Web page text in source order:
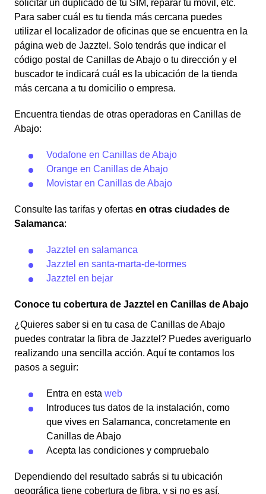
solicitar un duplicado de tu SIM, reparar tu móvil, etc.
Para saber cuál es tu tienda más cercana puedes
utilizar el localizador de oficinas que se encuentra en la
página web de Jazztel. Solo tendrás que indicar el
código postal de Canillas de Abajo o tu dirección y el
buscador te indicará cuál es la ubicación de la tienda
más cercana a tu domicilio o empresa.
Encuentra tiendas de otras operadoras en Canillas de
Abajo:
Vodafone en Canillas de Abajo
Orange en Canillas de Abajo
Movistar en Canillas de Abajo
Consulte las tarifas y ofertas en otras ciudades de
Salamanca:
Jazztel en salamanca
Jazztel en santa-marta-de-tormes
Jazztel en bejar
Conoce tu cobertura de Jazztel en Canillas de Abajo
¿Quieres saber si en tu casa de Canillas de Abajo
puedes contratar la fibra de Jazztel? Puedes averiguarlo
realizando una sencilla acción. Aquí te contamos los
pasos a seguir:
Entra en esta web
Introduces tus datos de la instalación, como
que vives en Salamanca, concretamente en
Canillas de Abajo
Acepta las condiciones y compruebalo
Dependiendo del resultado sabrás si tu ubicación
geográfica tiene cobertura de fibra, y si no es así,